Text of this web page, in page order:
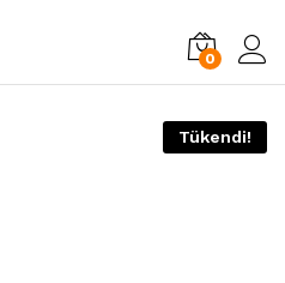
0
Tükendi!